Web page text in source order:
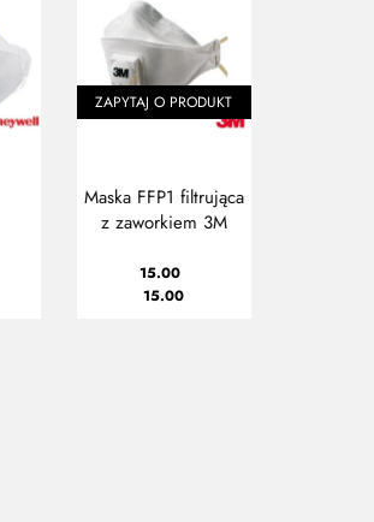
ZAPYTAJ O PRODUKT
Maska FFP1 filtrująca
z zaworkiem 3M
15.00
15.00